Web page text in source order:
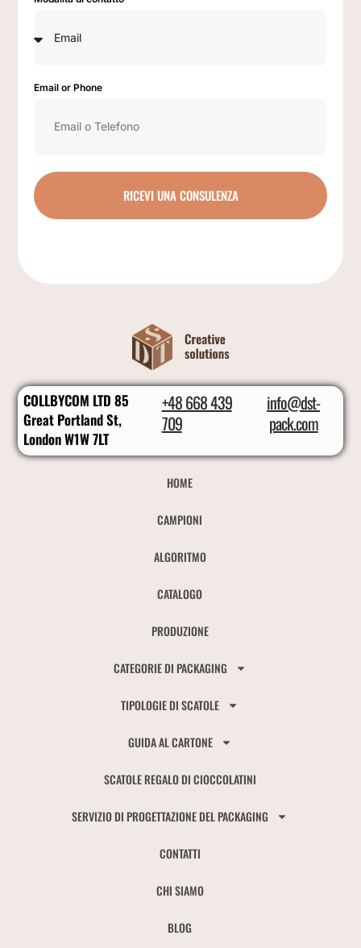
Email or Phone
RICEVI UNA CONSULENZA
COLLBYCOM LTD 85
Great Portland St,
London W1W 7LT
+48 668 439
709
info@dst-
pack.com
HOME
CAMPIONI
ALGORITMO
CATALOGO
PRODUZIONE
CATEGORIE DI PACKAGING
TIPOLOGIE DI SCATOLE
GUIDA AL CARTONE
SCATOLE REGALO DI CIOCCOLATINI
SERVIZIO DI PROGETTAZIONE DEL PACKAGING
CONTATTI
CHI SIAMO
BLOG